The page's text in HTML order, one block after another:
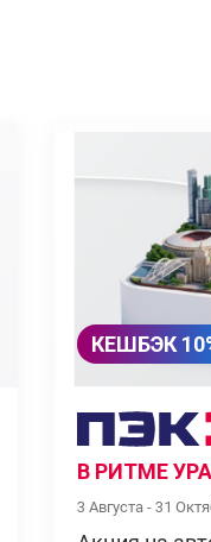
КЕШБЭК
В РИТМЕ
3 Августа - 31